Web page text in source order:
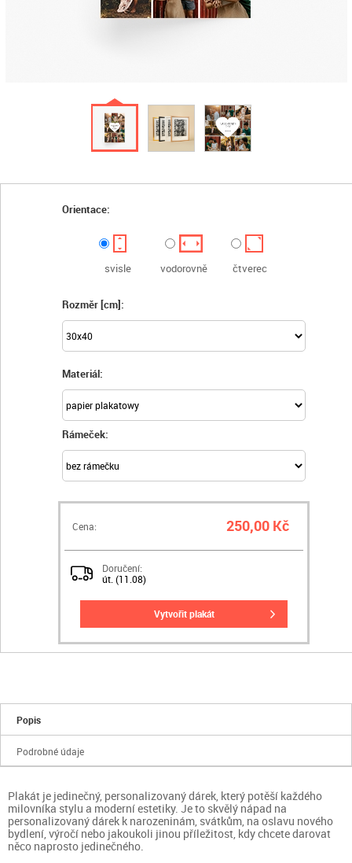
Orientace:
svisle vodorovně čtverec
Rozměr [cm]:
Materiál:
Rámeček:
Cena: 250,00 Kč
Doručení:
út. (11.08)
vytvořit plakát
Popis
Podrobné údaje
Plakát je jedinečný, personalizovaný dárek, který potěší každého
milovníka stylu a moderní estetiky. Je to skvělý nápad na
personalizovaný dárek k narozeninám, svátkům, na oslavu nového
bydlení, výročí nebo jakoukoli jinou příležitost, kdy chcete darovat
něco naprosto jedinečného.